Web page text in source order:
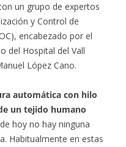
un grupo de expertos
y Control de
encabezado por el
del Hospital del Vall
López Cano.
automática con hilo
un tejido humano
hoy no hay ninguna
Habitualmente en estas